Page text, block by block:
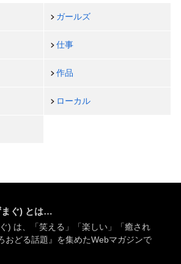
ガールズ
仕事
作品
ローカル
まぐ) とは…
) は、「笑える」「楽しい」「癒され
おどる話題』を集めたWebマガジンで